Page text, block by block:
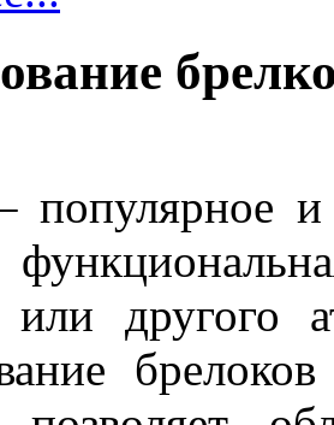
популярное
или другого